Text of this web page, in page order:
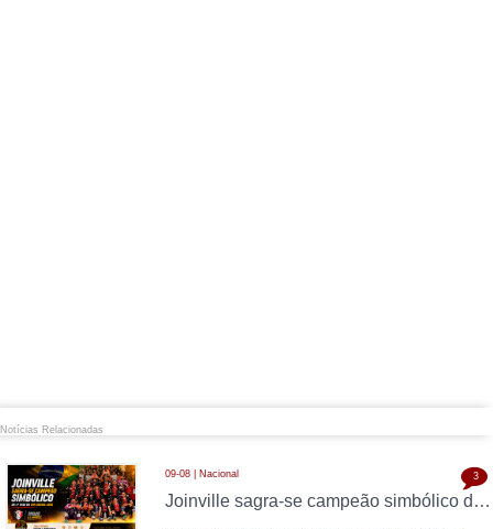
Notícias Relacionadas
09-08 | Nacional
Joinville sagra-se campeão simbólico da 1.ª fase da LNF Cresol 2026
3